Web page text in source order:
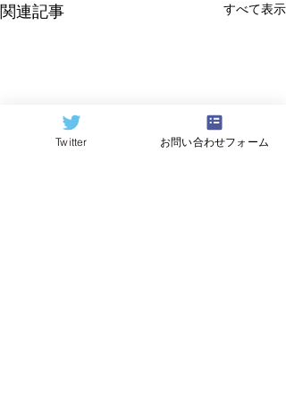
関連記事 すべて表示
Twitter お問い合わせフォーム